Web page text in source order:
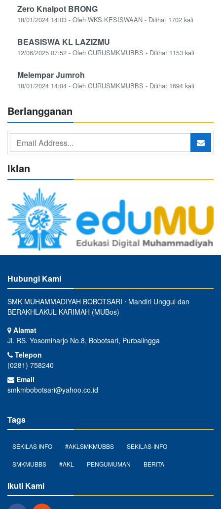
Zero Knalpot BRONG
18/01/2024 14:03 - Oleh WKS.KESISWAAN - Dilihat 1702 kali
BEASISWA KL LAZIZMU
12/06/2025 07:52 - Oleh GURUSMKMUBBS - Dilihat 1153 kali
Melempar Jumroh
18/01/2024 14:04 - Oleh GURUSMKMUBBS - Dilihat 1694 kali
Berlangganan
Iklan
Hubungi Kami
SMK MUHAMMADIYAH BOBOTSARI ⋅ Mandiri Unggul dan
BERAKHLAKUL KARIMAH (MUBos)
Alamat
Jl. RS. Yosomiharjo No.8, Bobotsari, Purbalingga
Telepon
(0281) 758240
Email
smkmbobotsari@yahoo.co.id
Tags
SEKILAS INFO #AKLSMKMUBBS SEKILAS-INFO
SMKMUBBS #AKL PENGUMUMAN BERITA
Ikuti Kami